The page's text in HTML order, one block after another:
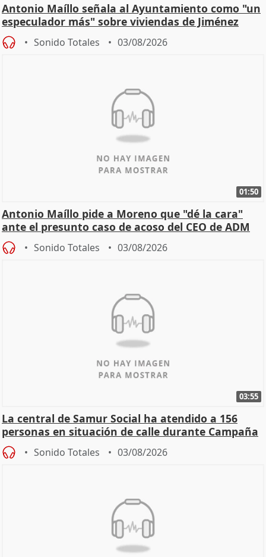
Antonio Maíllo señala al Ayuntamiento como "un
especulador más" sobre viviendas de Jiménez
Becerril
Sonido Totales 03/08/2026
01:50
Antonio Maíllo pide a Moreno que "dé la cara"
ante el presunto caso de acoso del CEO de ADM
Sonido Totales 03/08/2026
03:55
La central de Samur Social ha atendido a 156
personas en situación de calle durante Campaña
de Calor
Sonido Totales 03/08/2026